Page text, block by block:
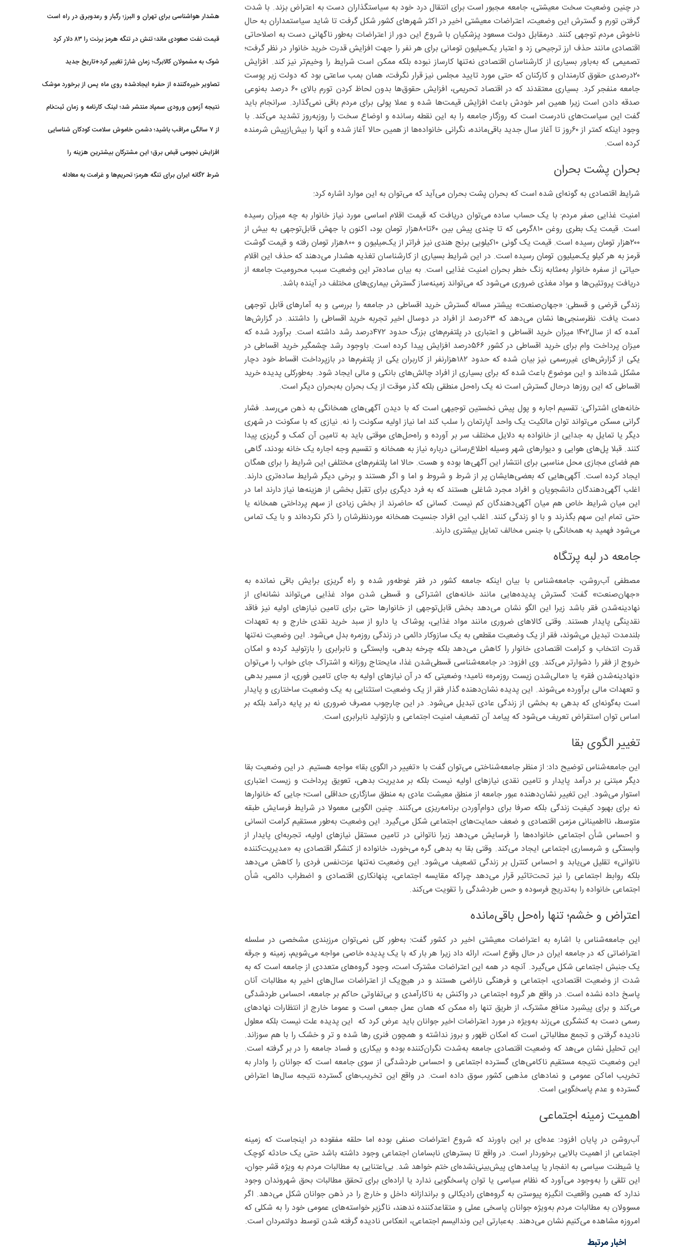
در چنین وضعیت سخت معیشتی، جامعه مجبور است برای انتقال درد خود به سیاستگذاران دست به اعتراض بزند. با شدت
گرفتن تورم و گسترش این وضعیت، اعتراضات معیشتی اخیر در اکثر شهرهای کشور شکل گرفت تا شاید سیاستمداران به حال
ناخوش مردم توجهی کنند. درمقابل دولت مسعود پزشکیان با شروع این دور از اعتراضات به‌طور ناگهانی دست به اصلاحاتی
اقتصادی مانند حذف ارز ترجیحی زد و اعتبار یک‌میلیون تومانی برای هر نفر را جهت افزایش قدرت خرید خانوار در نظر گرفت؛
تصمیمی که به‌باور بسیاری از کارشناسان اقتصادی نه‌تنها کارساز نبوده بلکه ممکن است شرایط را وخیم‌تر نیز کند. افزایش
۲۰درصدی حقوق کارمندان و کارکنان که حتی مورد تایید مجلس نیز قرار نگرفت، همان بمب ساعتی بود که دولت زیر پوست
جامعه منفجر کرد. بسیاری معتقدند که در اقتصاد تحریمی، افزایش حقوق‌ها بدون لحاظ کردن تورم بالای ۶۰ درصد به‌نوعی
صدقه دادن است زیرا همین امر خودش باعث افزایش قیمت‌ها شده و عملا پولی برای مردم باقی نمی‌گذارد. سرانجام باید
گفت این سیاست‌های نادرست است که روزگار جامعه را به این نقطه رسانده و اوضاع سخت را روزبه‌روز تشدید می‌کند. با
وجود اینکه کمتر از ۶۰روز تا آغاز سال جدید باقی‌مانده، نگرانی خانواده‌ها از همین حالا آغاز شده و آنها را بیش‌ازپیش شرمنده
کرده است.
بحران پشت بحران
شرایط اقتصادی به گونه‌ای شده است که بحران پشت بحران می‌آید که می‌توان به این موارد اشاره کرد:
امنیت غذایی صفر مردم: با یک حساب ساده می‌توان دریافت که قیمت اقلام اساسی مورد نیاز خانوار به چه میزان رسیده
است. قیمت یک بطری روغن ۸۱۰گرمی که تا چندی پیش بین ۶۰تا۸۰هزار تومان بود، اکنون با جهش قابل‌توجهی به بیش از
۲۰۰هزار تومان رسیده است. قیمت یک گونی ۱۰کیلویی برنج هندی نیز فراتر از یک‌میلیون و ۸۰۰هزار تومان رفته و قیمت گوشت
قرمز به هر کیلو یک‌میلیون تومان رسیده است. در این شرایط بسیاری از کارشناسان تغذیه هشدار می‌دهند که حذف این اقلام
حیاتی از سفره خانوار به‌مثابه زنگ خطر بحران امنیت غذایی است. به بیان ساده‌تر این وضعیت سبب محرومیت جامعه از
دریافت پروتئین‌ها و مواد مغذی ضروری می‌شود که می‌تواند زمینه‌ساز گسترش بیماری‌های مختلف در آینده باشد.
زندگی قرضی و قسطی: «جهان‌صنعت» پیشتر مساله گسترش خرید اقساطی در جامعه را بررسی و به آمارهای قابل توجهی
دست یافت. نظرسنجی‌ها نشان می‌دهد که ۶۳‌درصد از افراد در دوسال اخیر تجربه خرید اقساطی را داشتند. در گزارش‌ها
آمده که از سال‌۱۴۰۲ میزان خرید اقساطی و اعتباری در پلتفرم‌های بزرگ حدود ۴۷۲درصد رشد داشته است. برآورد شده که
میزان پرداخت وام برای خرید اقساطی در کشور ۵۶۶‌درصد افزایش پیدا کرده است. باوجود رشد چشمگیر خرید اقساطی در
یکی از گزارش‌های غیررسمی نیز بیان شده که حدود ۱۸۲‌هزارنفر از کاربران یکی از پلتفرم‌ها در بازپرداخت اقساط خود دچار
مشکل شده‌اند و این موضوع باعث شده که برای بسیاری از افراد چالش‌های بانکی و مالی ایجاد شود. به‌طورکلی پدیده خرید
اقساطی که این روزها درحال گسترش است نه یک راه‌حل منطقی بلکه گذر موقت از یک بحران به‌بحران دیگر است.
خانه‌های اشتراکی: تقسیم اجاره و پول پیش نخستین توجیهی است که با دیدن آگهی‌های همخانگی به ذهن می‌رسد. فشار
گرانی مسکن می‌تواند توان مالکیت یک واحد آپارتمان را سلب کند‌ اما نیاز اولیه سکونت را نه. نیازی که با سکونت در شهری
دیگر یا تمایل به جدایی از خانواده به دلایل مختلف سر بر آورده و راه‌حل‌های موقتی باید به تامین آن کمک و گریزی پیدا
کنند. قبلا پل‌های هوایی و دیوارهای شهر وسیله اطلاع‌رسانی درباره نیاز به همخانه و تقسیم وجه اجاره یک خانه بودند، گاهی
هم فضای مجازی محل مناسبی برای انتشار این آگهی‌ها بوده و هست. حالا اما پلتفرم‌های مختلفی این شرایط را برای همگان
ایجاد کرده است. آگهی‌هایی که بعضی‌هایشان پر از شرط و شروط و اما و اگر هستند و برخی دیگر شرایط ساده‌تری دارند.
اغلب آگهی‌دهندگان دانشجویان و افراد مجرد شاغلی هستند که به فرد دیگری برای تقبل بخشی از هزینه‌ها نیاز دارند‌ اما در
این میان شرایط خاص هم میان آگهی‌دهندگان کم نیست. کسانی که حاضرند از بخش زیادی از سهم پرداختی همخانه یا
حتی تمام این سهم بگذرند و با او زندگی کنند. اغلب این افراد جنسیت همخانه موردنظرشان را ذکر نکرده‌اند و با یک تماس
می‌شود فهمید به همخانگی با جنس مخالف تمایل بیشتری دارند.
جامعه در لبه پرتگاه
مصطفی آب‌روشن، جامعه‌شناس با بیان اینکه جامعه کشور در فقر غوطه‌ور شده و راه گریزی برایش باقی نمانده به
«جهان‌صنعت» گفت: گسترش پدیده‌هایی مانند خانه‌های اشتراکی و قسطی شدن مواد غذایی می‌تواند نشانه‌ای از
نهادینه‌شدن فقر باشد زیرا این الگو نشان می‌دهد بخش قابل‌توجهی از خانوارها حتی برای تامین نیازهای اولیه نیز فاقد
نقدینگی پایدار هستند. وقتی کالاهای ضروری مانند مواد غذایی، پوشاک یا دارو از سبد خرید نقدی خارج و به تعهدات
بلندمدت تبدیل می‌شوند، فقر از یک وضعیت مقطعی به یک سازوکار دائمی در زندگی روزمره بدل می‌شود. این وضعیت نه‌تنها
قدرت انتخاب و کرامت اقتصادی خانوار را کاهش می‌دهد بلکه چرخه بدهی، وابستگی و نابرابری را بازتولید کرده و امکان
خروج از فقر را دشوارتر می‌کند. وی افزود: در جامعه‌شناسی قسطی‌شدن غذا، مایحتاج روزانه و اشتراک جای خواب را می‌توان
«نهادینه‌شدن فقر» یا «مالی‌شدن زیست روزمره» نامید؛ وضعیتی که در آن نیازهای اولیه به جای تامین فوری، از مسیر بدهی
و تعهدات مالی برآورده می‌شوند. این پدیده نشان‌دهنده گذار فقر از یک وضعیت استثنایی به یک وضعیت ساختاری و پایدار
است به‌گونه‌ای که بدهی به بخشی از زندگی عادی تبدیل می‌شود. در این چارچوب مصرف ضروری نه بر پایه درآمد بلکه بر
اساس توان استقراض تعریف می‌شود که پیامد آن تضعیف امنیت اجتماعی و بازتولید نابرابری است.
تغییر الگوی بقا
این جامعه‌شناس توضیح داد: از منظر جامعه‌شناختی می‌توان گفت با «تغییر در الگوی بقا» مواجه هستیم. در این وضعیت بقا
دیگر مبتنی بر درآمد پایدار و تامین نقدی نیازهای اولیه نیست بلکه بر مدیریت بدهی، تعویق پرداخت و زیست اعتباری
استوار می‌شود. این تغییر نشان‌دهنده عبور جامعه از منطق معیشت عادی به منطق سازگاری حداقلی است؛ جایی که خانوارها
نه برای بهبود کیفیت زندگی بلکه صرفا برای دوام‌آوردن برنامه‌ریزی می‌کنند. چنین الگویی معمولا در شرایط فرسایش طبقه
متوسط، نااطمینانی مزمن اقتصادی و ضعف حمایت‌های اجتماعی شکل می‌گیرد. این وضعیت به‌طور مستقیم کرامت انسانی
و احساس شأن اجتماعی خانواده‌ها را فرسایش می‌دهد زیرا ناتوانی در تامین مستقل نیازهای اولیه، تجربه‌ای پایدار از
وابستگی و شرمساری اجتماعی ایجاد می‌کند. وقتی بقا به بدهی گره می‌خورد، خانواده از کنشگر اقتصادی به «مدیریت‌کننده
ناتوانی» تقلیل می‌یابد و احساس کنترل بر زندگی تضعیف می‌شود. این وضعیت نه‌تنها عزت‌نفس فردی را کاهش می‌دهد
بلکه روابط اجتماعی را نیز تحت‌تاثیر قرار می‌دهد چراکه مقایسه اجتماعی، پنهانکاری اقتصادی و اضطراب دائمی، شأن
اجتماعی خانواده را به‌تدریج فرسوده و حس طردشدگی را تقویت می‌کند.
اعتراض و خشم؛ تنها راه‌حل باقی‌مانده
این جامعه‌شناس با اشاره به اعتراضات معیشتی اخیر در کشور گفت: به‌طور کلی نمی‌توان مرزبندی مشخصی در سلسله
اعتراضاتی که در جامعه ایران در حال وقوع است، ارائه داد زیرا هر بار که با یک پدیده خاصی مواجه می‌شویم، زمینه و جرقه‌
یک جنبش اجتماعی شکل می‌گیرد. آنچه در همه این اعتراضات مشترک است، وجود گروه‌های متعددی از جامعه است که به
شدت از وضعیت اقتصادی، اجتماعی و فرهنگی ناراضی هستند و در هیچ‌یک از اعتراضات سال‌های اخیر به مطالبات آنان
پاسخ داده نشده است. در واقع هر گروه اجتماعی در واکنش به ناکارآمدی و بی‌تفاوتی حاکم بر جامعه، احساس طردشدگی
می‌کند و برای پیشبرد منافع مشترک، از طریق تنها راه ممکن که همان عمل جمعی است و عموما خارج از انتظارات نهادهای
رسمی دست به کنشگری می‌زند به‌ویژه در مورد اعتراضات اخیر جوانان باید عرض کرد که این پدیده علت نیست بلکه معلول
نادیده گرفتن و تجمع مطالباتی است که امکان ظهور و بروز نداشته و همچون فنری رها شده و تر و خشک را با هم سوزاند.
این تحلیل نشان می‌هد که وضعیت اقتصادی جامعه به‌شدت نگران‌کننده بوده و بیکاری و فساد جامعه را در بر گرفته است.
این وضعیت نتیجه مستقیم ناکامی‌های گسترده اجتماعی و احساس طردشدگی از سوی جامعه است که جوانان را وادار به
تخریب اماکن عمومی و نمادهای مذهبی کشور سوق داده است. در واقع این تخریب‌های گسترده نتیجه سال‌ها اعتراض
گسترده و عدم پاسخگویی است.
اهمیت زمینه اجتماعی
آب‌روشن در پایان افزود: عده‌ای بر این باورند که شروع اعتراضات صنفی بوده اما حلقه مفقوده در اینجاست که زمینه
اجتماعی از اهمیت بالایی برخوردار است. در واقع تا بسترهای نابسامان اجتماعی وجود داشته باشد حتی یک حادثه کوچک
یا شیطنت سیاسی به انفجار یا پیامدهای پیش‌بینی‌نشده‌ای ختم خواهد شد. بی‌اعتنایی به مطالبات مردم به ویژه قشر جوان،
این تلقی را به‌وجود می‌آورد که نظام سیاسی یا توان پاسخگویی ندارد یا اراده‌ای برای تحقق مطالبات بحق شهروندان وجود
ندارد که همین واقعیت انگیزه پیوستن به گروه‌های رادیکالی و براندازانه داخل و خارج را در ذهن جوانان شکل می‌دهد. اگر
مسوولان به مطالبات مردم به‌ویژه جوانان پاسخی عملی و متقاعدکننده ندهند، ناگزیر خواسته‌های عمومی خود را به شکلی که
امروزه مشاهده می‌کنیم نشان می‌دهند. به‌عبارتی این وندالیسم اجتماعی، انعکاس نادیده گرفته شدن توسط دولتمردان است.
اخبار مرتبط
هشدار هواشناسی برای تهران و البرز؛ رگبار و رعدوبرق در راه است
قیمت نفت صعودی ماند؛ تنش در تنگه هرمز برنت را ۸۳ دلار کرد
شوک به مشمولان کالابرگ؛ زمان شارژ تغییر کرد+تاریخ جدید
تصاویر خیره‌کننده از حفره ایجادشده روی ماه پس از برخورد موشک
نتیجه آزمون ورودی سمپاد منتشر شد؛ لینک کارنامه و زمان ثبت‌نام
از ۷ سالگی مراقب باشید؛ دشمن خاموش سلامت کودکان شناسایی
افزایش نجومی قبض برق؛ این مشترکان بیشترین هزینه را
شرط ۲گانه ایران برای تنگه هرمز؛ تحریم‌ها و غرامت به معادله